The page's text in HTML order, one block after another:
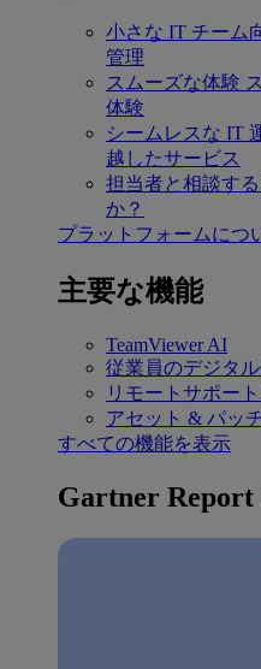
小さな IT チーム
管理
スムーズな体験
体験
シームレスな IT
越したサービス
担当者と相談する
か？
プラットフォームにつ
主要な機能
TeamViewer AI
従業員のデジタ
リモートサポー
アセット & パッ
すべての機能を表示
Gartner Report